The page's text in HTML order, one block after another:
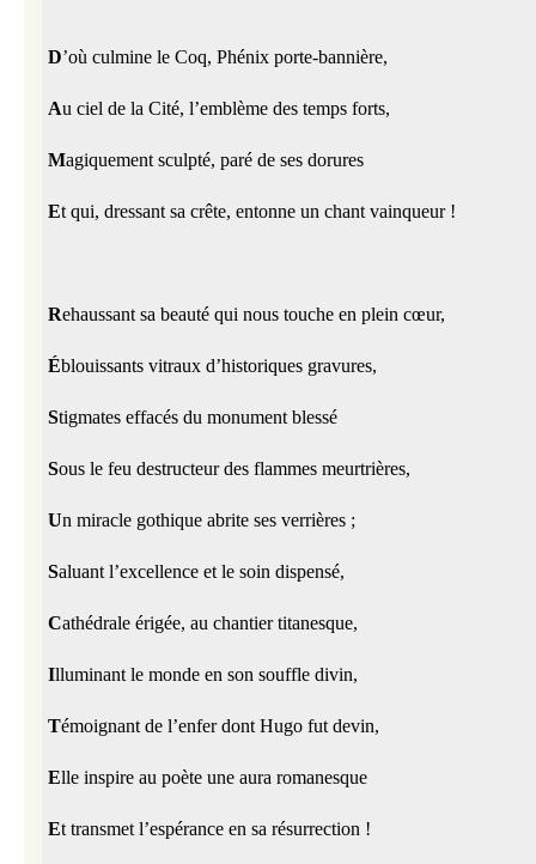
D’où culmine le Coq, Phénix porte-bannière,
Au ciel de la Cité, l’emblème des temps forts,
Magiquement sculpté, paré de ses dorures
Et qui, dressant sa crête, entonne un chant vainqueur !
Rehaussant sa beauté qui nous touche en plein cœur,
Éblouissants vitraux d’historiques gravures,
Stigmates effacés du monument blessé
Sous le feu destructeur des flammes meurtrières,
Un miracle gothique abrite ses verrières ;
Saluant l’excellence et le soin dispensé,
Cathédrale érigée, au chantier titanesque,
Illuminant le monde en son souffle divin,
Témoignant de l’enfer dont Hugo fut devin,
Elle inspire au poète une aura romanesque
Et transmet l’espérance en sa résurrection !